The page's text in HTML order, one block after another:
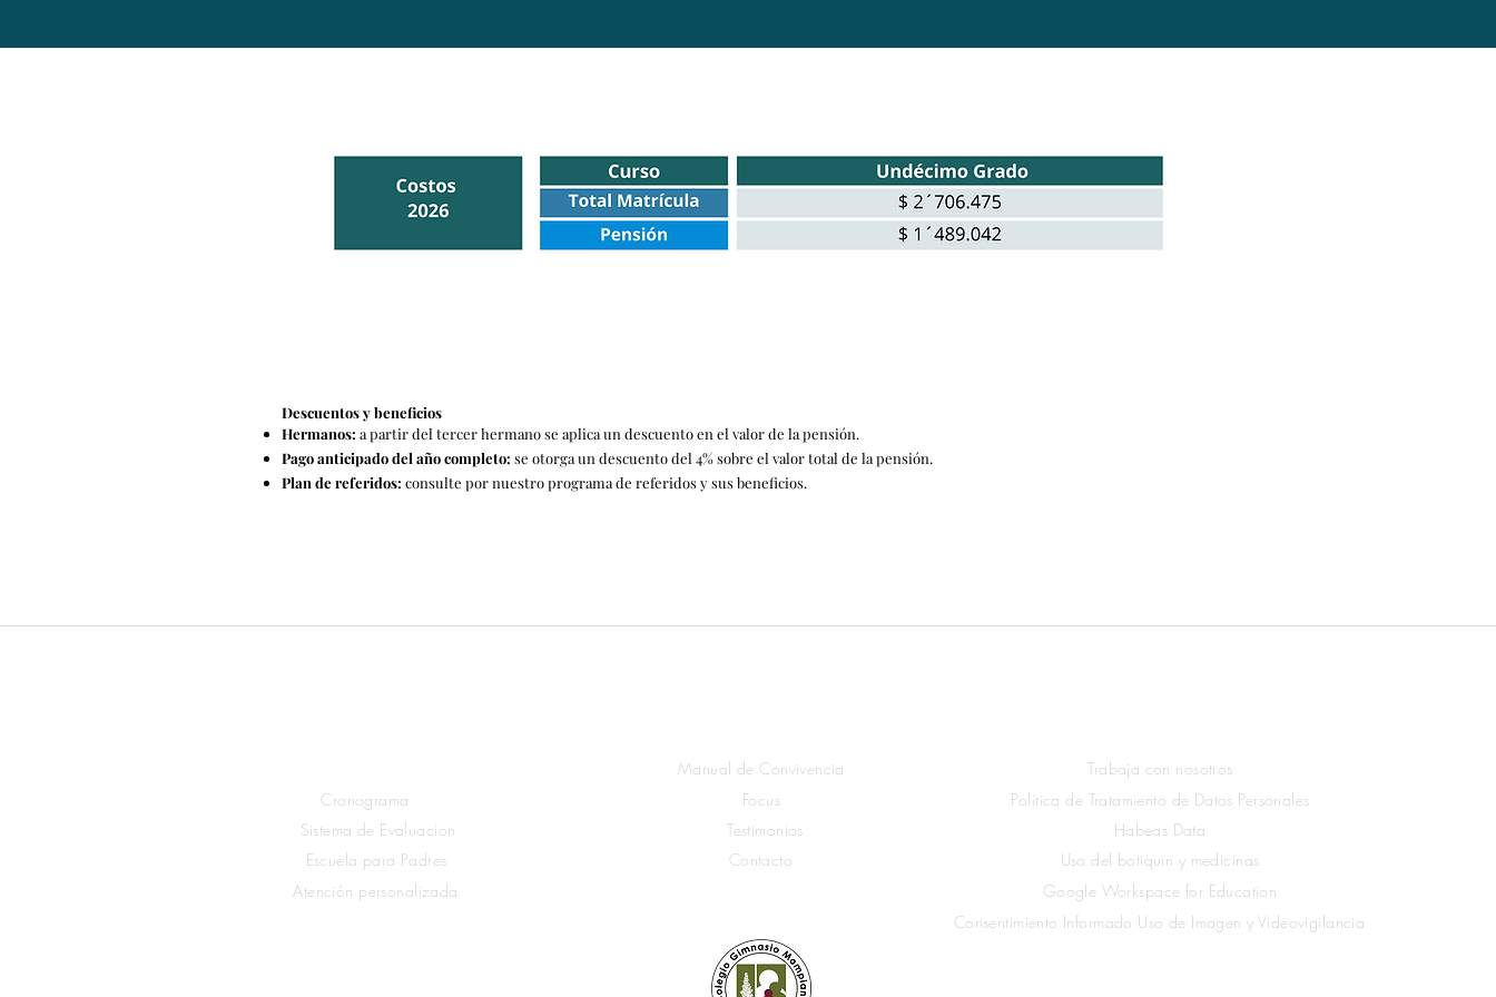
Descuentos y beneficios
Hermanos: a partir del tercer hermano se aplica un descuento en el valor de la pensión.
Pago anticipado del año completo: se otorga un descuento del 4% sobre el valor total de la pensión.
Plan de referidos: consulte por nuestro programa de referidos y sus beneficios.
Cronograma
Sistema de Evaluacion
Escuela para Padres
Manual de Convivencia
Focus
Testimonios
Contacto
Atención personalizada
Trabaja con nosotros
Política de Tratamiento de Datos Personales
Habeas Data
Uso del botiquin y medicinas
Google Workspace for Education
Consentimiento Informado Uso de Imagen y Videovigilancia